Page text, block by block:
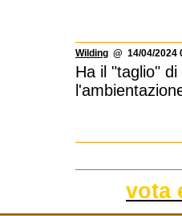
Wilding @ 14/04/2024
Ha il "taglio"
vota